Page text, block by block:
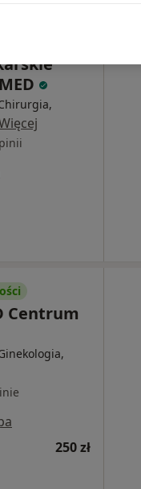
Centrum
250 zł